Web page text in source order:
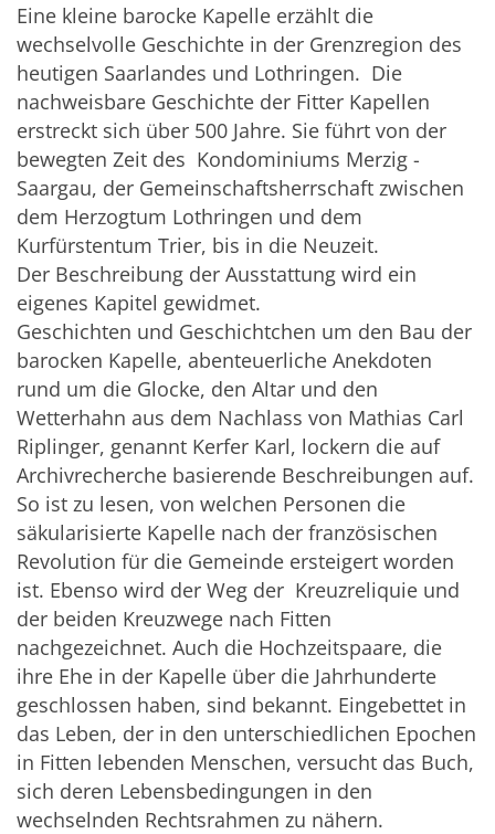
Eine kleine barocke Kapelle erzählt die
wechselvolle Geschichte in der Grenzregion des
heutigen Saarlandes und Lothringen. Die
nachweisbare Geschichte der Fitter Kapellen
erstreckt sich über 500 Jahre. Sie führt von der
bewegten Zeit des Kondominiums Merzig -
Saargau, der Gemeinschaftsherrschaft zwischen
dem Herzogtum Lothringen und dem
Kurfürstentum Trier, bis in die Neuzeit.
Der Beschreibung der Ausstattung wird ein
eigenes Kapitel gewidmet.
Geschichten und Geschichtchen um den Bau der
barocken Kapelle, abenteuerliche Anekdoten
rund um die Glocke, den Altar und den
Wetterhahn aus dem Nachlass von Mathias Carl
Riplinger, genannt Kerfer Karl, lockern die auf
Archivrecherche basierende Beschreibungen auf.
So ist zu lesen, von welchen Personen die
säkularisierte Kapelle nach der französischen
Revolution für die Gemeinde ersteigert worden
ist. Ebenso wird der Weg der Kreuzreliquie und
der beiden Kreuzwege nach Fitten
nachgezeichnet. Auch die Hochzeitspaare, die
ihre Ehe in der Kapelle über die Jahrhunderte
geschlossen haben, sind bekannt. Eingebettet in
das Leben, der in den unterschiedlichen Epochen
in Fitten lebenden Menschen, versucht das Buch,
sich deren Lebensbedingungen in den
wechselnden Rechtsrahmen zu nähern.